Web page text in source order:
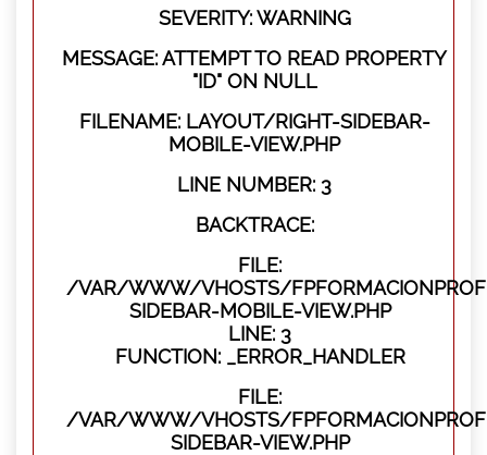
SEVERITY: WARNING
MESSAGE: ATTEMPT TO READ PROPERTY
"ID" ON NULL
FILENAME: LAYOUT/RIGHT-SIDEBAR-
MOBILE-VIEW.PHP
LINE NUMBER: 3
BACKTRACE:
FILE:
/VAR/WWW/VHOSTS/
SIDEBAR-MOBILE-VIEW.PHP
LINE: 3
FUNCTION: _ERROR_HANDLER
FILE:
/VAR/WWW/VHOSTS/
SIDEBAR-VIEW.PHP